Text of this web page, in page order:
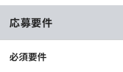
応募要件
必須要件